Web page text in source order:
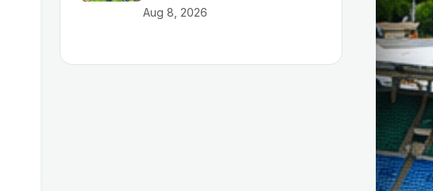
Aug 8, 2026